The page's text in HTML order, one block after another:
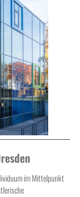
im Mittelpunkt